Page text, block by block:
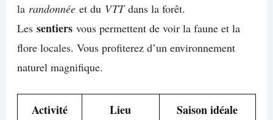
la randonnéeet du VTTdans la forêt.
Les sentiersvous permettent de voir la faune et la
flore locales. Vous profiterez d’un environnement
naturel magnifique.
Activité Lieu Saison idéale